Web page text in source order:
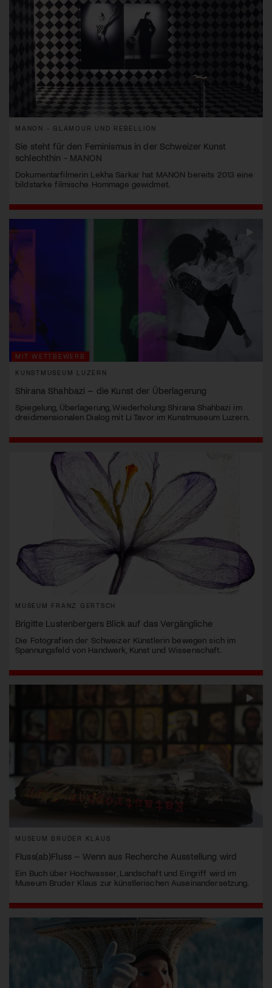
MANON - GLAMOUR UND REBELLION
Sie steht für den Feminismus in der Schweizer Kunst
schlechthin - MANON
Dokumentarfilmerin Lekha Sarkar hat MANON bereits 2013 eine
bildstarke filmische Hommage gewidmet.
MIT WETTBEWERB
KUNSTMUSEUM LUZERN
Shirana Shahbazi – die Kunst der Überlagerung
Spiegelung, Überlagerung, Wiederholung: Shirana Shahbazi im
dreidimensionalen Dialog mit Li Tavor im Kunstmuseum Luzern.
MUSEUM FRANZ GERTSCH
Brigitte Lustenbergers Blick auf das Vergängliche
Die Fotografien der Schweizer Künstlerin bewegen sich im
Spannungsfeld von Handwerk, Kunst und Wissenschaft.
MUSEUM BRUDER KLAUS
Fluss(ab)Fluss – Wenn aus Recherche Ausstellung wird
Ein Buch über Hochwasser, Landschaft und Eingriff wird im
Museum Bruder Klaus zur künstlerischen Auseinandersetzung.